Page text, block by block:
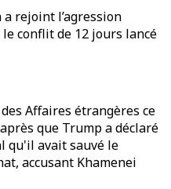
rejoint l’agression
conflit de 12 jours lancé
Affaires étrangères ce
que Trump a déclaré
qu'il avait sauvé le
accusant Khamenei